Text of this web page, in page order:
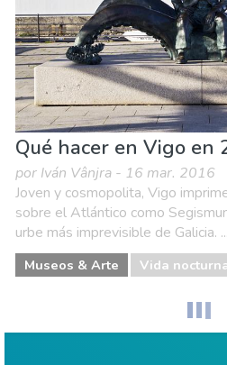
Qué hacer en Vigo en
por Iván Vânjra - 16 mar. 2016
Joven y cosmopolita, Vigo
sobre el Atlántico como
urbe más imprevisible de Galicia.
Museos & Arte Vida